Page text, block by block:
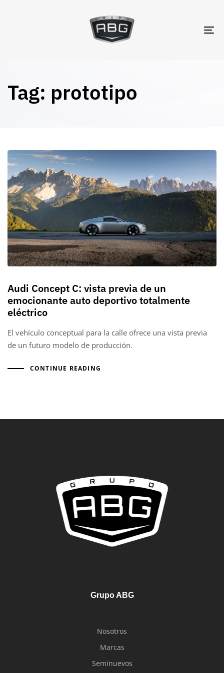
Tag: prototipo
Audi Concept C: vista previa de un
emocionante auto deportivo totalmente
eléctrico
El vehículo conceptual para la calle ofrece una vista previa
de un futuro modelo de producción.
CONTINUE READING
Grupo ABG
Nosotros
Marcas
Seminuevos